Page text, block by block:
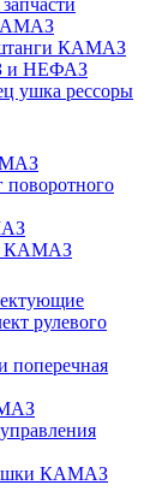
КАМАЗ
и НЕФАЗ
ушка рессоры
поворотного
КАМАЗ
рулевого
поперечная
КАМАЗ